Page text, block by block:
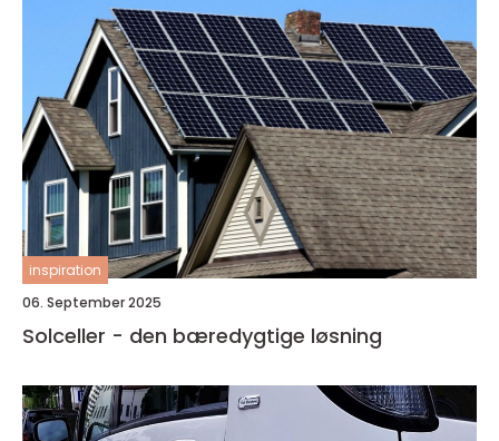
inspiration
06. September 2025
Solceller - den bæredygtige løsning